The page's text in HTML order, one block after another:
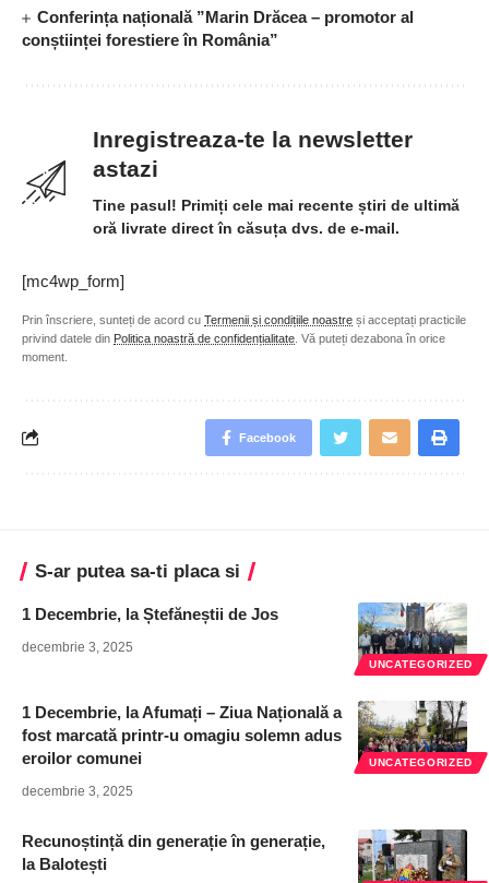
Conferința națională ”Marin Drăcea – promotor al
conștiinței forestiere în România”
Inregistreaza-te la newsletter
astazi
Tine pasul! Primiți cele mai recente știri de ultimă
oră livrate direct în căsuța dvs. de e-mail.
[mc4wp_form]
Prin înscriere, sunteți de acord cu Termenii și condițiile noastre și acceptați practicile
privind datele din Politica noastră de confidențialitate . Vă puteți dezabona în orice
moment.
Facebook
S-ar putea sa-ti placa si
UNCATEGORIZED
1 Decembrie, la Ștefăneștii de Jos
decembrie 3, 2025
UNCATEGORIZED
1 Decembrie, la Afumați – Ziua Națională a
fost marcată printr-u omagiu solemn adus
eroilor comunei
decembrie 3, 2025
Recunoștință din generație în generație,
la Balotești